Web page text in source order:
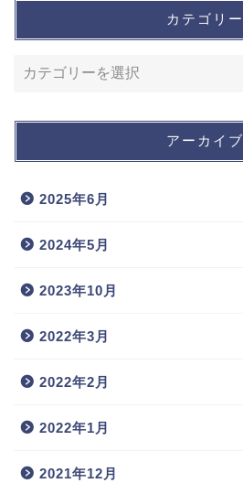
カテゴリー
アーカイブ
2025年6月
2024年5月
2023年10月
2022年3月
2022年2月
2022年1月
2021年12月